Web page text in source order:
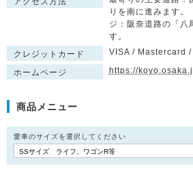
りを南に進みます。
ジ：阪奈道路の「八
す。
クレジットカード
VISA / Mastercard
ホームページ https://
商品メニュー
愛車のサイズを選択してください